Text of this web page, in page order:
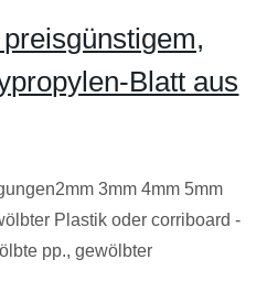
Blatt aus
3mm 4mm 5mm
Plastik oder corriboard -
pp., gewölbter